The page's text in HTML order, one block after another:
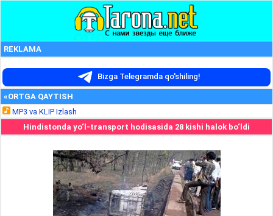
REKLAMA
Bizga Telegramda qo'shiling!
«ORTGA QAYTISH
MP3 va KLIP Izlash
Hindistonda yo‘l-transport hodisasida 28 kishi halok bo‘ldi